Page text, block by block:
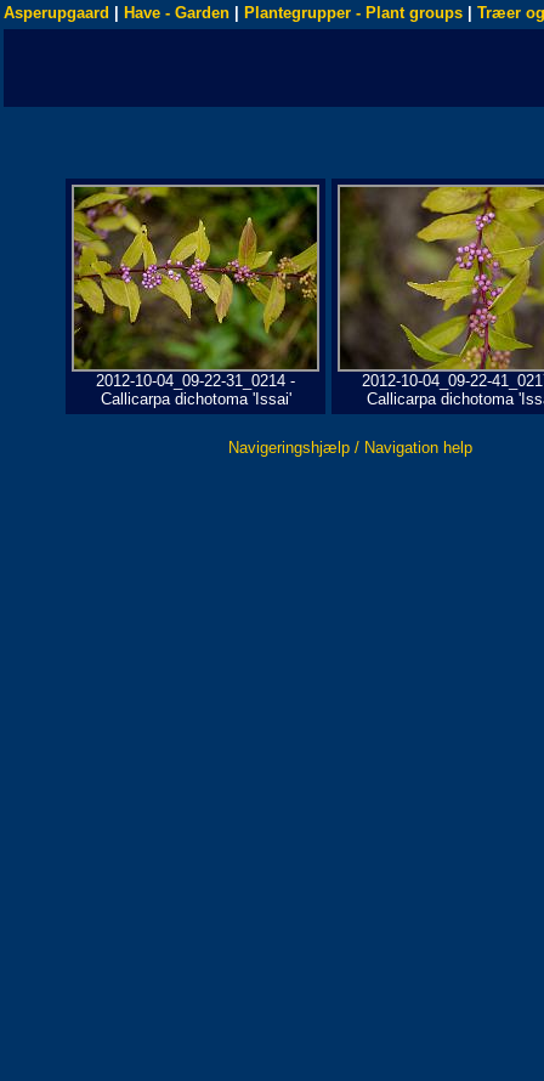
Asperupgaard Have - Garden Plantegrupper - Plant groups Træer
2012-10-04_09-22-31_0214 -
Callicarpa dichotoma 'Issai'
2012-10-04_09-22-
Callicarpa dichotoma
Navigeringshjælp / Navigation help